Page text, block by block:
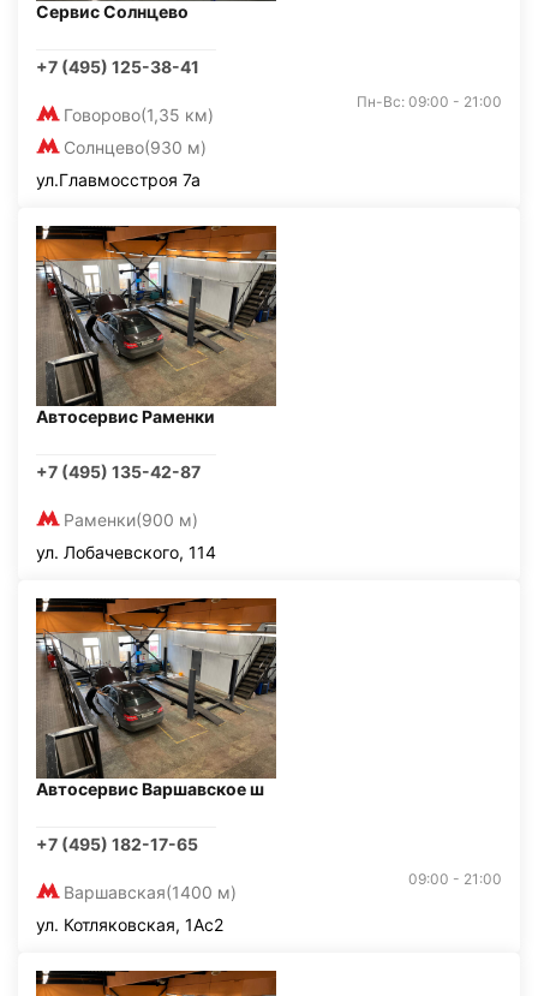
Сервис Солнцево
+7 (495) 125-38-41
Говорово(1,35 км)
Солнцево(930 м)
Пн-Вс: 09:00 - 21:00
ул.Главмосстроя 7а
Автосервис Раменки
+7 (495) 135-42-87
Раменки(900 м)
ул. Лобачевского, 114
Автосервис Варшавское ш
+7 (495) 182-17-65
Варшавская(1400 м)
09:00 - 21:00
ул. Котляковская, 1Ас2